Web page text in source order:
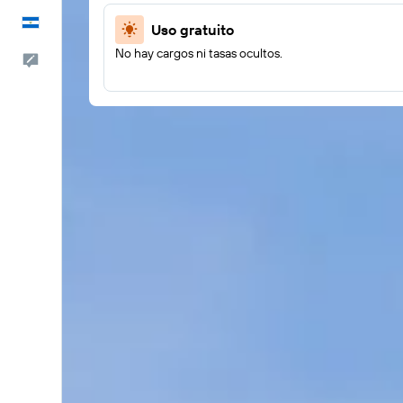
Comentarios
Uso gratuito
No hay cargos ni tasas ocultos.